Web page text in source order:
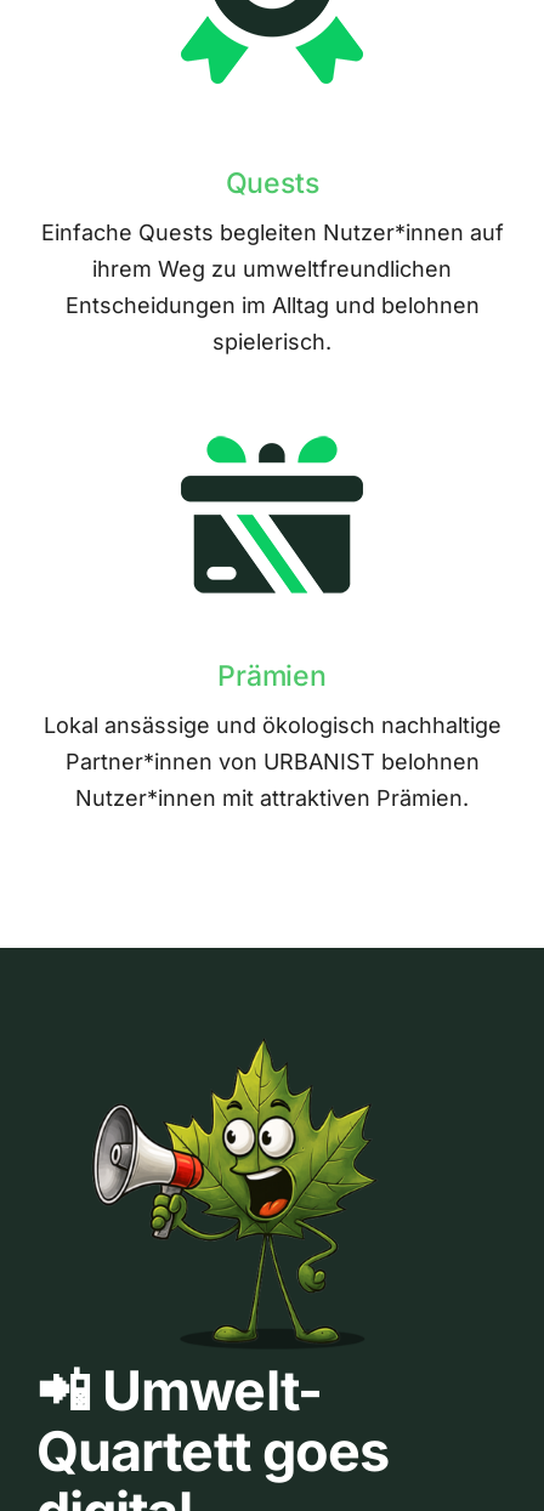
Quests
Einfache Quests begleiten Nutzer*innen auf
ihrem Weg zu umweltfreundlichen
Entscheidungen im Alltag und belohnen
spielerisch.
Prämien
Lokal ansässige und ökologisch nachhaltige
Partner*innen von URBANIST belohnen
Nutzer*innen mit attraktiven Prämien.
📲 Umwelt-
Quartett goes